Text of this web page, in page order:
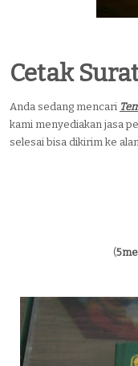
Cetak
Anda sedang mencari
kami menyediakan jasa
selesai bisa dikirim ke
(